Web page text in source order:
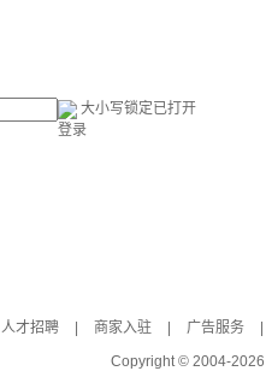
大小写锁定已打开
登录
人才招聘 商家入驻 广告服务
Copyright © 2004-2026